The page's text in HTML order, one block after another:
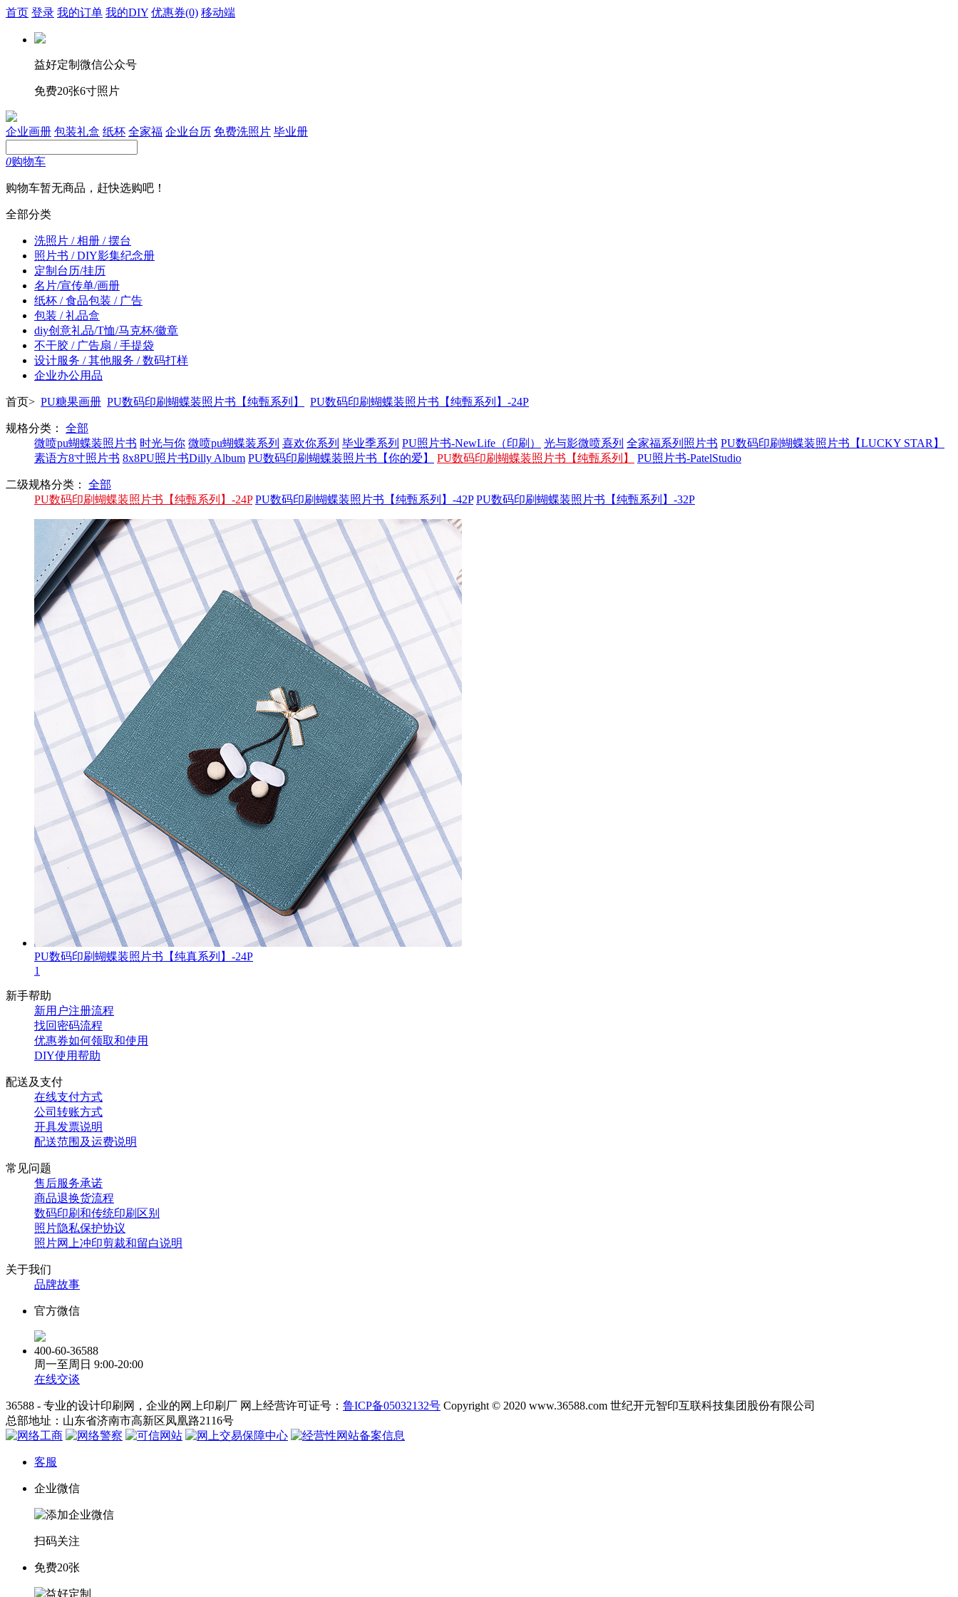
首页 登录 我的订单 我的DIY 优惠券(0) 移动端
益好定制微信公众号
免费20张6寸照片
企业画册 包装礼盒 纸杯 全家福 企业台历 免费洗照片 毕业册
0购物车
购物车暂无商品，赶快选购吧！
全部分类
洗照片 / 相册 / 摆台
照片书 / DIY影集纪念册
定制台历/挂历
名片/宣传单/画册
纸杯 / 食品包装 / 广告
包装 / 礼品盒
diy创意礼品/T恤/马克杯/徽章
不干胶 / 广告扇 / 手提袋
设计服务 / 其他服务 / 数码打样
企业办公用品
首页> PU糖果画册 PU数码印刷蝴蝶装照片书【纯甄系列】 PU数码印刷蝴蝶装照片书【纯甄系列】-24P
规格分类：
全部
微喷pu蝴蝶装照片书 时光与你 微喷pu蝴蝶装系列 喜欢你系列 毕业季系列 PU照片书-NewLife（印刷） 光与影微喷系列 全家福系列照片书 PU数码印刷蝴蝶装照片书【LUCKY STAR】
素语方8寸照片书 8x8PU照片书Dilly Album PU数码印刷蝴蝶装照片书【你的爱】 PU数码印刷蝴蝶装照片书【纯甄系列】 PU照片书-PatelStudio
二级规格分类：
全部
PU数码印刷蝴蝶装照片书【纯甄系列】-24P PU数码印刷蝴蝶装照片书【纯甄系列】-42P PU数码印刷蝴蝶装照片书【纯甄系列】-32P
PU数码印刷蝴蝶装照片书【纯真系列】-24P
1
新手帮助
新用户注册流程
找回密码流程
优惠券如何领取和使用
DIY使用帮助
配送及支付
在线支付方式
公司转账方式
开具发票说明
配送范围及运费说明
常见问题
售后服务承诺
商品退换货流程
数码印刷和传统印刷区别
照片隐私保护协议
照片网上冲印剪裁和留白说明
关于我们
品牌故事
官方微信
400-60-36588
周一至周日 9:00-20:00
在线交谈
36588 - 专业的设计印刷网，企业的网上印刷厂 网上经营许可证号： 鲁ICP备05032132号 Copyright © 2020 www.36588.com 世纪开元智印互联科技集团股份有限公司
总部地址：山东省济南市高新区凤凰路2116号
客服
企业微信
扫码关注
免费20张